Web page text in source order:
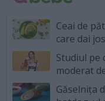
Ceai de
care dai
Studiul pe
moderat
Găselnița